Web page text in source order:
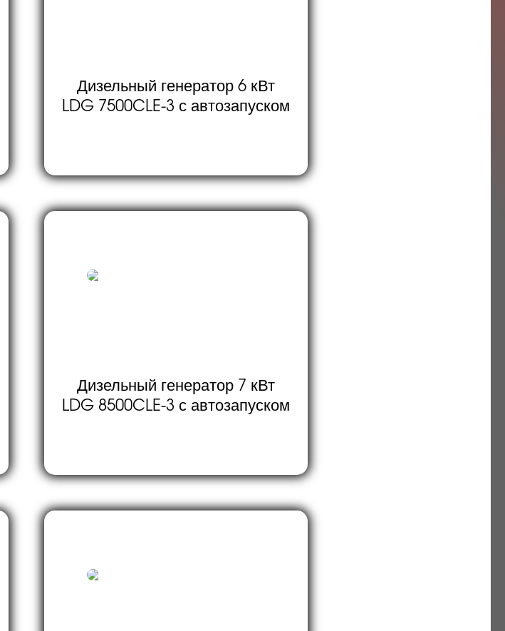
Дизельный генератор 6 кВт
LDG 7500CLE-3 с автозапуском
Дизельный генератор 7 кВт
LDG 8500CLE-3 с автозапуском